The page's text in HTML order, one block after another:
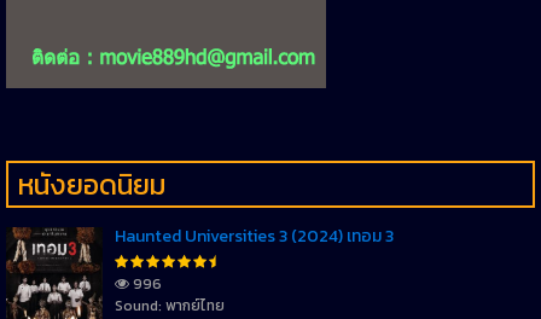
หนังยอดนิยม
Haunted Universities 3 (2024) เทอม 3
996
Sound: พากย์ไทย